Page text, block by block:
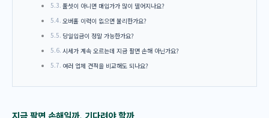
풀셋이 아니면 매입가가 많이 떨어지나요?
오버홀 이력이 없으면 불리한가요?
당일입금이 정말 가능한가요?
시세가 계속 오르는데 지금 팔면 손해 아닌가요?
여러 업체 견적을 비교해도 되나요?
지금 팔면 손해일까, 기다려야 할까